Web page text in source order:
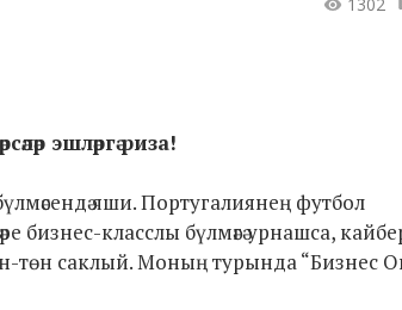
1302
эшләргә риза!
яши. Португалиянең футбол
класслы бүлмәгә урнашса,
төн саклый. Моның турында “Бизнес